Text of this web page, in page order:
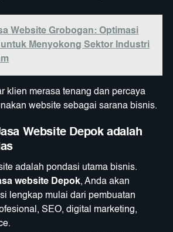
Website Grobogan: Optimasi
untuk Menyokong Sektor Industri
klien merasa tenang dan percaya
website sebagai sarana bisnis.
Website Depok adalah
adalah pondasi utama bisnis.
website Depok, Anda akan
lengkap mulai dari pembuatan
SEO, digital marketing,